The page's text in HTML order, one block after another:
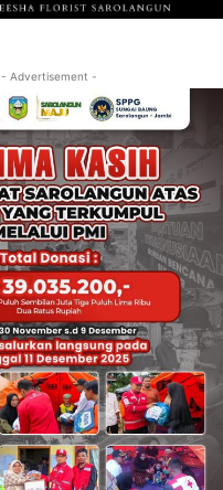
- Advertisement -